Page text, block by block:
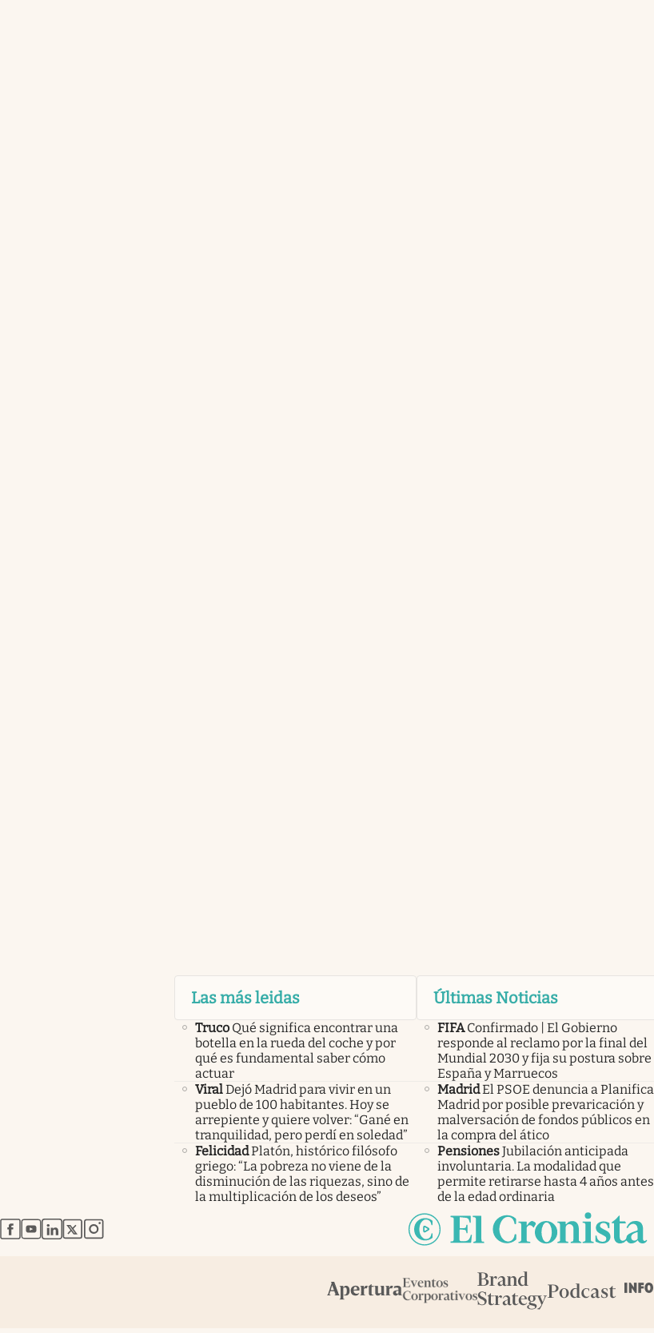
Las más leidas
Truco Qué significa encontrar una
botella en la rueda del coche y por
qué es fundamental saber cómo
actuar
ViralDejó Madrid para vivir en un
pueblo de 100 habitantes. Hoy se
arrepiente y quiere volver: “Gané en
tranquilidad, pero perdí en soledad”
FelicidadPlatón, histórico filósofo
griego: “La pobreza no viene de la
disminución de las riquezas, sino de
la multiplicación de los deseos”
Últimas Noticias
FIFA Confirmado | El Gobierno
responde al reclamo por la final del
Mundial 2030 y fija su postura sobre
España y Marruecos
MadridEl PSOE denuncia a Planifica
Madrid por posible prevaricación y
malversación de fondos públicos en
la compra del ático
PensionesJubilación anticipada
involuntaria. La modalidad que
permite retirarse hasta 4 años antes
de la edad ordinaria
abre en nueva pestaña
abre en nueva pestaña
abre en nueva pestaña
abre en nueva pestaña
abre en nueva pestaña